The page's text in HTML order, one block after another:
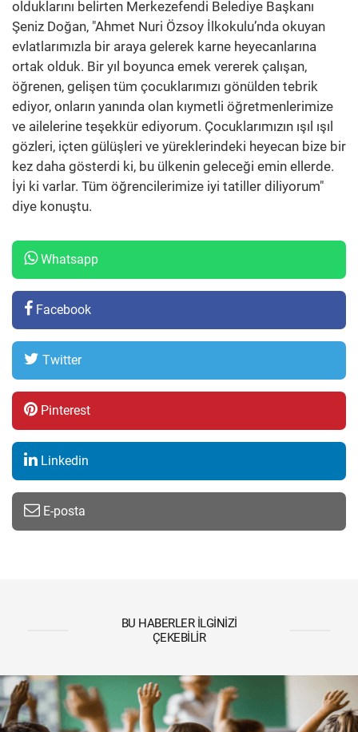
olduklarını belirten Merkezefendi Belediye Başkanı
Şeniz Doğan, "Ahmet Nuri Özsoy İlkokulu’nda okuyan
evlatlarımızla bir araya gelerek karne heyecanlarına
ortak olduk. Bir yıl boyunca emek vererek çalışan,
öğrenen, gelişen tüm çocuklarımızı gönülden tebrik
ediyor, onların yanında olan kıymetli öğretmenlerimize
ve ailelerine teşekkür ediyorum. Çocuklarımızın ışıl ışıl
gözleri, içten gülüşleri ve yüreklerindeki heyecan bize bir
kez daha gösterdi ki, bu ülkenin geleceği emin ellerde.
İyi ki varlar. Tüm öğrencilerimize iyi tatiller diliyorum"
diye konuştu.
Whatsapp
Facebook
Twitter
Pinterest
Linkedin
E-posta
BU HABERLER İLGINIZI
ÇEKEBILIR